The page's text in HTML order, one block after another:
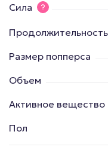
Сила
Продолжительность
Размер попперса
Объем
Активное вещество
Пол